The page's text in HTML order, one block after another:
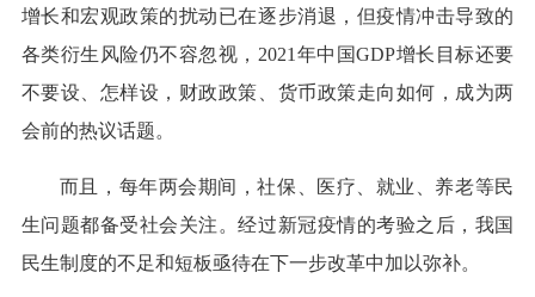
增长和宏观政策的扰动已在逐步消退，但疫情冲击导致的
各类衍生风险仍不容忽视，2021年中国GDP增长目标还要
不要设、怎样设，财政政策、货币政策走向如何，成为两
会前的热议话题。
而且，每年两会期间，社保、医疗、就业、养老等民
生问题都备受社会关注。经过新冠疫情的考验之后，我国
民生制度的不足和短板亟待在下一步改革中加以弥补。